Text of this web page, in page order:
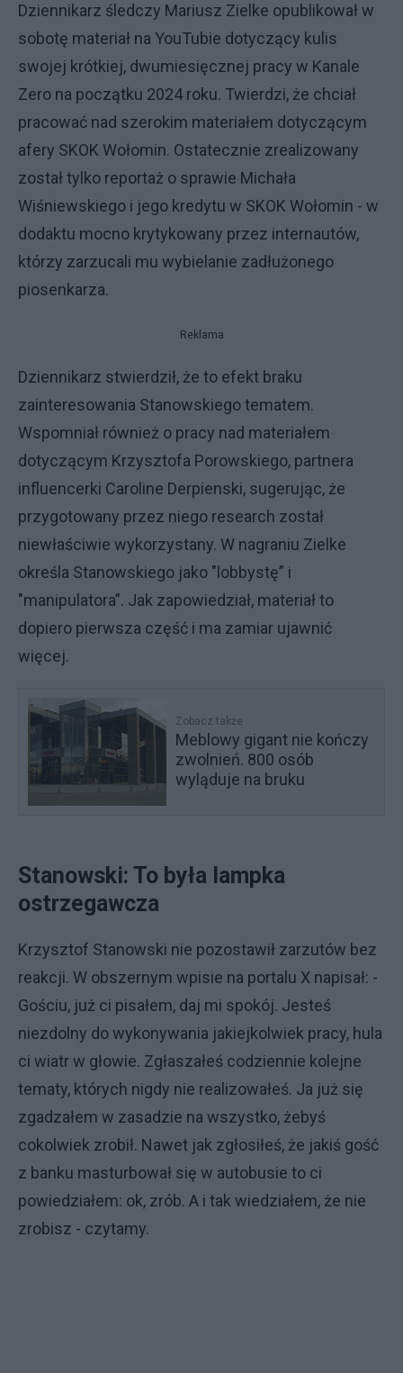
Dziennikarz śledczy Mariusz Zielke opublikował w
sobotę materiał na YouTubie dotyczący kulis
swojej krótkiej, dwumiesięcznej pracy w Kanale
Zero na początku 2024 roku. Twierdzi, że chciał
pracować nad szerokim materiałem dotyczącym
afery SKOK Wołomin. Ostatecznie zrealizowany
został tylko reportaż o sprawie Michała
Wiśniewskiego i jego kredytu w SKOK Wołomin - w
dodaktu mocno krytykowany przez internautów,
którzy zarzucali mu wybielanie zadłużonego
piosenkarza.
Reklama
Dziennikarz stwierdził, że to efekt braku
zainteresowania Stanowskiego tematem.
Wspomniał również o pracy nad materiałem
dotyczącym Krzysztofa Porowskiego, partnera
influencerki Caroline Derpienski, sugerując, że
przygotowany przez niego research został
niewłaściwie wykorzystany. W nagraniu Zielke
określa Stanowskiego jako "lobbystę” i
"manipulatora”. Jak zapowiedział, materiał to
dopiero pierwsza część i ma zamiar ujawnić
więcej.
Zobacz także
Meblowy gigant nie kończy
zwolnień. 800 osób
wyląduje na bruku
Stanowski: To była lampka
ostrzegawcza
Krzysztof Stanowski nie pozostawił zarzutów bez
reakcji. W obszernym wpisie na portalu X napisał: -
Gościu, już ci pisałem, daj mi spokój. Jesteś
niezdolny do wykonywania jakiejkolwiek pracy, hula
ci wiatr w głowie. Zgłaszałeś codziennie kolejne
tematy, których nigdy nie realizowałeś. Ja już się
zgadzałem w zasadzie na wszystko, żebyś
cokolwiek zrobił. Nawet jak zgłosiłeś, że jakiś gość
z banku masturbował się w autobusie to ci
powiedziałem: ok, zrób. A i tak wiedziałem, że nie
zrobisz - czytamy.